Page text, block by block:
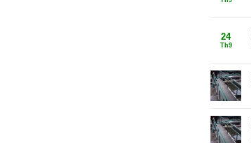
24
Th9